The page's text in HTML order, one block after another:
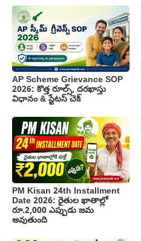
AP Scheme Grievance SOP
2026: కొత్త రూల్స్, దరఖాస్తు
విధానం & స్టేటస్ చెక్
PM Kisan 24th Installment
Date 2026: రైతుల ఖాతాల్లో
రూ.2,000 ఎప్పుడు జమ
అవుతుంది